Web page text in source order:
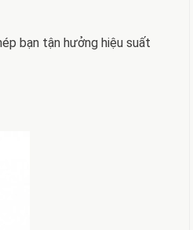
bạn tận hưởng hiệu suất